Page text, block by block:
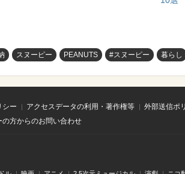
スヌーピー PEANUTS #スヌーピー 暮らし
シー アクセスデータの利用・著作権等 外部送信ポ
方からのお問い合わせ